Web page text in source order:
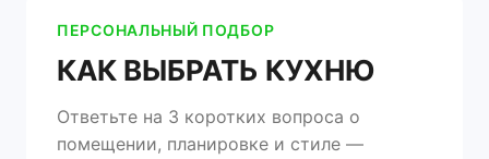
ПЕРСОНАЛЬНЫЙ ПОДБОР
КАК ВЫБРАТЬ КУХНЮ
Ответьте на 3 коротких вопроса о
помещении, планировке и стиле —